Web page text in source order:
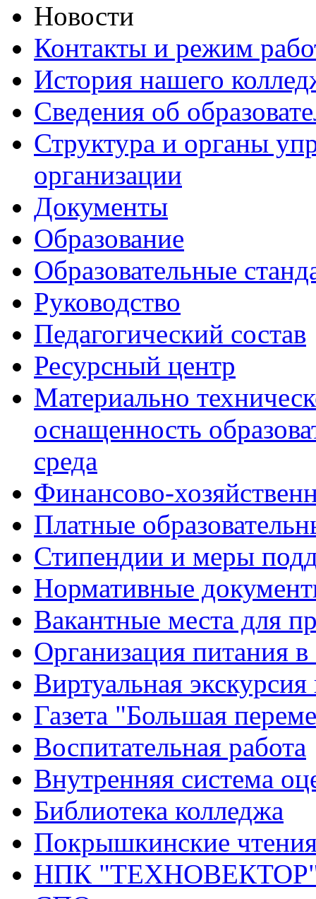
Новости
Контакты и режим
История нашего
Сведения об
Структура и органы
организации
Документы
Образование
Образовательные
Руководство
Педагогический состав
Ресурсный центр
Материально
оснащенность
среда
Финансово-
Платные
Стипендии и меры
Нормативные
Вакантные места для
Организация питания в
Виртуальная
Газета "Большая
Воспитательная работа
Внутренняя система
Библиотека колледжа
Покрышкинские
НПК